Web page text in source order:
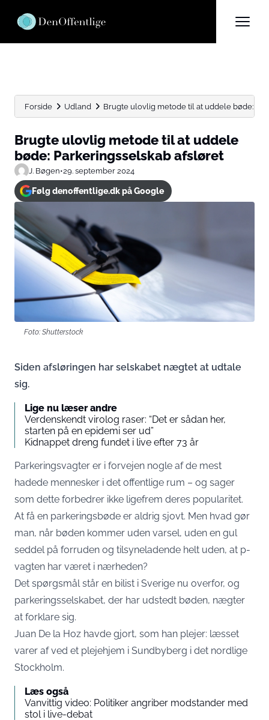
Forside Udland Brugte ulovlig metode til at uddele bøde:
Brugte ulovlig metode til at uddele
bøde: Parkeringsselskab afsløret
J. Bøgen•29. september 2024
Følg denoffentlige.dk på Google
Foto: Shutterstock
Siden afsløringen har selskabet nægtet at udtale
sig.
Lige nu læser andre
Verdenskendt virolog raser: “Det er sådan her,
starten på en epidemi ser ud”
Kidnappet dreng fundet i live efter 73 år
Parkeringsvagter er i forvejen nogle af de mest
hadede mennesker i det offentlige rum – og sager
som dette forbedrer ikke ligefrem deres popularitet.
At få en parkeringsbøde er aldrig sjovt. Men hvad gør
man, når bøden kommer uden varsel, uden en gul
seddel på forruden og tilsyneladende helt uden, at p-
vagten har været i nærheden?
Det spørgsmål står en bilist i Sverige nu overfor, og
parkeringsselskabet, der har udstedt bøden, nægter
at forklare sig.
Juan De la Hoz havde gjort, som han plejer: læsset
varer af ved et plejehjem i Sundbyberg i det nordlige
Stockholm.
Læs også
Vanvittig video: Politiker angriber modstander med
stol i live-debat